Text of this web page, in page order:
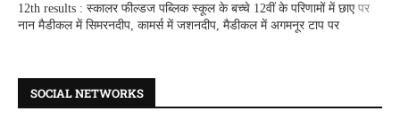
12th results : स्कालर फील्डज पब्लिक स्कूल के बच्चे 12वीं के परिणामों में छाएपर
नान मैडीकल में सिमरनदीप, कामर्स में जशनदीप, मैडीकल में अगमनूर टाप पर
SOCIAL NETWORKS